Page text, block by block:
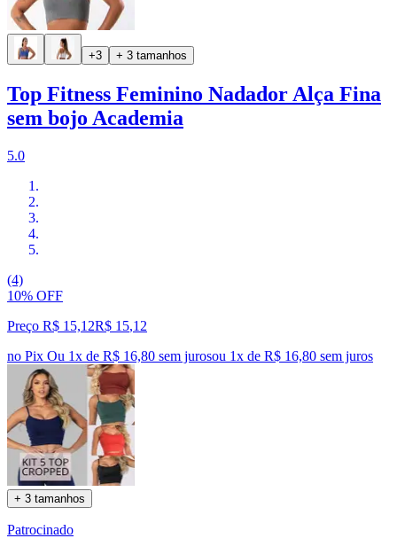
+3 + 3 tamanhos
Top Fitness Feminino Nadador Alça Fina
sem bojo Academia
5.0
(4)
10% OFF
Preço R$ 15,12R$ 15,12
no Pix Ou 1x de R$ 16,80 sem jurosou 1x de R$ 16,80 sem juros
+ 3 tamanhos
Patrocinado